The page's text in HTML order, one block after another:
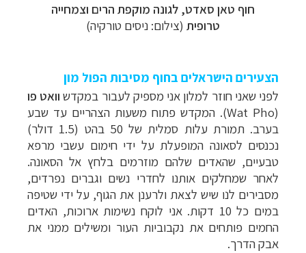
חוף טאן סאדט, לגונה מוקפת הרים וצמחייה
טרופית (צילום: ניסים טורקיה)
הצעירים הישראלים בחוף מסיבות הפול מון
לפני שאני חוזר למלון אני מספיק לעבור במקדש וואט פו
(
Wat Pho). המקדש פתוח משעות הצהריים עד שבע
בערב. תמורת עלות סמלית של 50 בהט (1.5 דולר)
נכנסים לסאונה המופעלת על ידי חימום עשבי מרפא
טבעיים, שהאדים שלהם מוזרמים בלחץ אל הסאונה.
לאחר שמחלקים אותנו לחדרי נשים וגברים נפרדים,
מסבירים לנו שיש לצאת ולרענן את הגוף, על ידי שטיפה
במים כל 10 דקות. אני לוקח נשימות ארוכות, האדים
החמים פותחים את נקבוביות העור ומשילים ממני את
אבק הדרך.